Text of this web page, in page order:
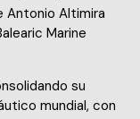
Antonio Altimira
Marine
su
mundial, con